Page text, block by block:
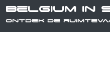
Belgium in
Ontdek de